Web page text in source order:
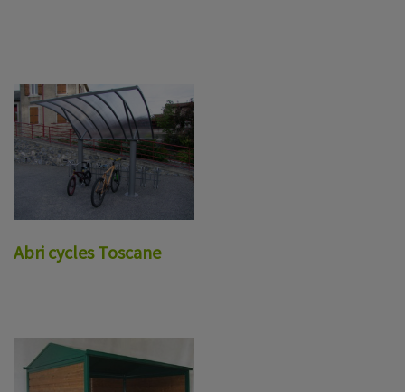
Abri cycles Toscane